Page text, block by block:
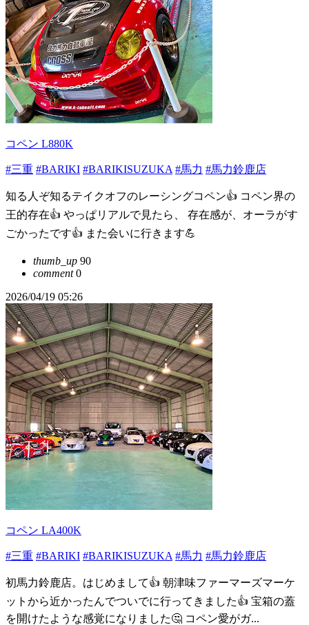
コペン L880K
#三重 #BARIKI #BARIKISUZUKA #馬力 #馬力鈴鹿店
知る人ぞ知るテイクオフのレーシングコペン👍 コペン界の
王的存在👍 やっぱリアルで見たら、 存在感が、オーラがす
ごかったです👍 また会いに行きます💪
thumb_up 90
comment0
2026/04/19 05:26
コペン LA400K
#三重 #BARIKI #BARIKISUZUKA #馬力 #馬力鈴鹿店
初馬力鈴鹿店。はじめまして👍 朝津味ファーマーズマーケ
ットから近かったんでついでに行ってきました👍 宝箱の蓋
を開けたような感覚になりました🤔 コペン愛がガ...